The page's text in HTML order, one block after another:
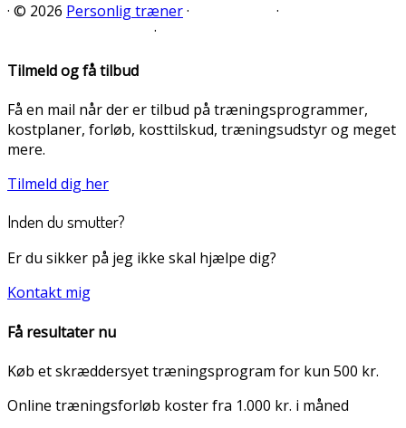
· © 2026 Personlig træner·
·
·
Tilmeld og få tilbud
Få en mail når der er tilbud på træningsprogrammer,
kostplaner, forløb, kosttilskud, træningsudstyr og meget
mere.
Tilmeld dig her
Inden du smutter?
Er du sikker på jeg ikke skal hjælpe dig?
Kontakt mig
Få resultater nu
Køb et skræddersyet træningsprogram for kun 500 kr.
Online træningsforløb koster fra 1.000 kr. i måned